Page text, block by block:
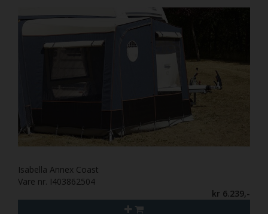
Isabella Annex Coast
Vare nr. I403862504
kr 6.239,-